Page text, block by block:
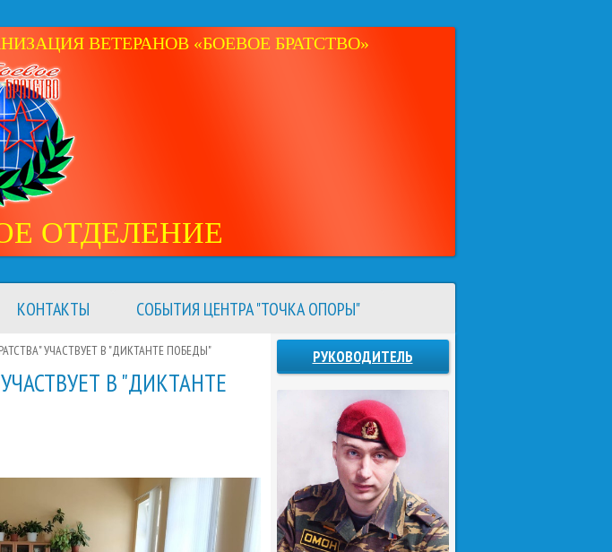
ВЕТЕРАНОВ «БОЕВОЕ БРАТСТВО»
ОТДЕЛЕНИЕ
КОНТАКТЫ СОБЫТИЯ ЦЕНТРА "ТОЧКА ОПОРЫ"
УЧАСТВУЕТ В "ДИКТАНТЕ ПОБЕДЫ"
В "ДИКТАНТЕ
РУКОВОДИТЕЛЬ